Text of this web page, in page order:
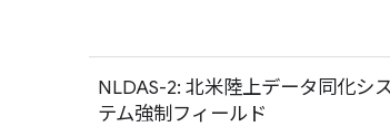
NLDAS-2: 北米陸上データ同化シ
テム強制フィールド